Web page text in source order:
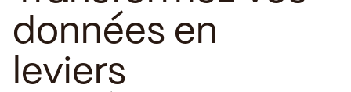
données en
leviers